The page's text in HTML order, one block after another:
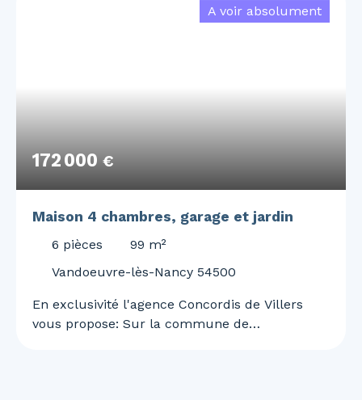
172 000 €
A voir absolument
Maison 4 chambres, garage et jardin
6 pièces 99 m²
Vandoeuvre-lès-Nancy 54500
En exclusivité l'agence Concordis de Villers
vous propose: Sur la commune de